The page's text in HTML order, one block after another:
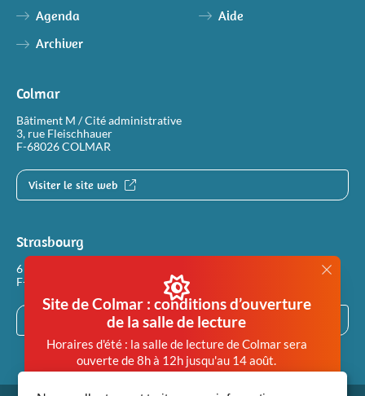
Agenda
Archiver
Aide
Colmar
Bâtiment M / Cité administrative
3, rue Fleischhauer
F-68026 COLMAR
Visiter le site web
Strasbourg
6 rue Philippe Dollinger
F-67100 STRASBOURG
Visiter le site web
Site de Colmar : conditions d’ouverture
de la salle de lecture
Horaires d'été : la salle de lecture de Colmar sera
ouverte de 8h à 12h jusqu'au 14 août.